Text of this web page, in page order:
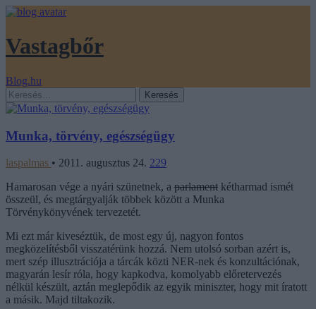
Vastagbőr
Blog.hu
Munka, törvény, egészségügy
laspalmas • 2011. augusztus 24. 229
Hamarosan vége a nyári szünetnek, a parlament kétharmad ismét
összeül, és megtárgyalják többek között a Munka
Törvénykönyvének tervezetét.
Mi ezt már kiveséztük, de most egy új, nagyon fontos
megközelítésből visszatérünk hozzá. Nem utolsó sorban azért is,
mert szép illusztrációja a tárcák közti NER-nek és konzultációnak,
magyarán lesír róla, hogy kapkodva, komolyabb előretervezés
nélkül készült, aztán meglepődik az egyik miniszter, hogy mit íratott
a másik. Majd tiltakozik.